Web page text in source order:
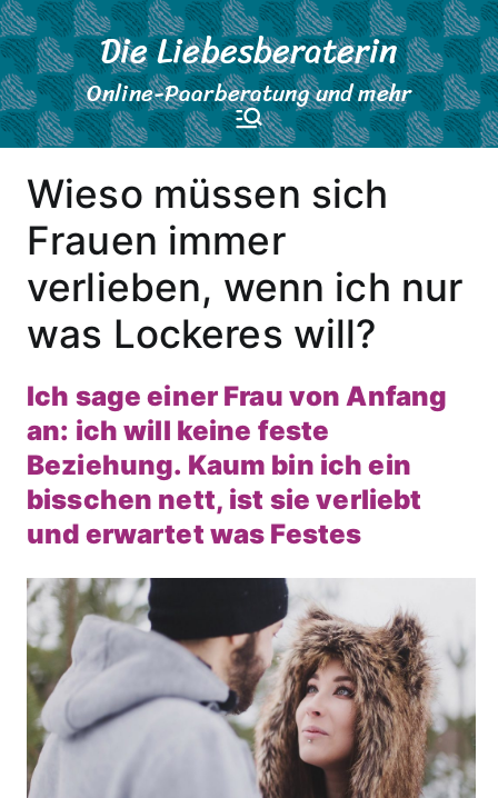
Zum
Inhalt
springen
Die Liebesberaterin
Online-Paarberatung und mehr
Wieso müssen sich
Frauen immer
verlieben, wenn ich nur
was Lockeres will?
Ich sage einer Frau von Anfang
an: ich will keine feste
Beziehung. Kaum bin ich ein
bisschen nett, ist sie verliebt
und erwartet was Festes